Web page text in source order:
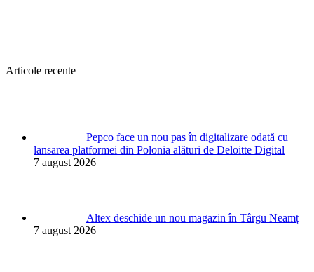
Articole recente
Pepco face un nou pas în digitalizare odată cu
lansarea platformei din Polonia alături de Deloitte Digital
7 august 2026
Altex deschide un nou magazin în Târgu Neamț
7 august 2026